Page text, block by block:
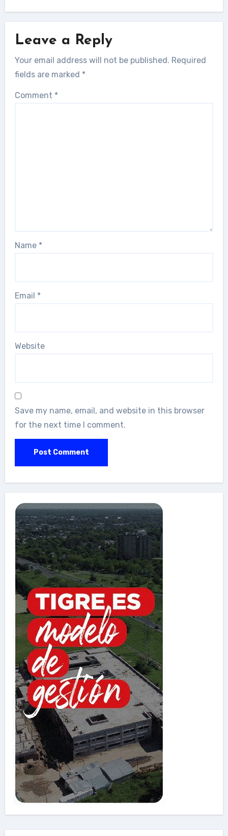
Leave a Reply
Your email address will not be published. Required
fields are marked *
Comment *
Name *
Email *
Website
Save my name, email, and website in this browser
for the next time I comment.